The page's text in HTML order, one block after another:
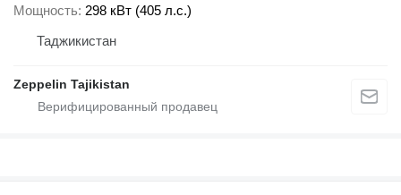
Мощность 298 кВт (405 л.с.)
Таджикистан
Zeppelin Tajikistan